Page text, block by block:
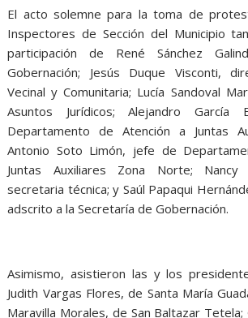
El acto solemne para la toma de
Inspectores de Sección del Municipio
participación de René Sánchez
Gobernación; Jesús Duque Visconti,
Vecinal y Comunitaria; Lucía Sandoval
Asuntos Jurídicos; Alejandro
Departamento de Atención a Juntas
Antonio Soto Limón, jefe de
Juntas Auxiliares Zona Norte; Nancy
secretaria técnica; y Saúl Papaqui
adscrito a la Secretaría de Gobernación.
Asimismo, asistieron las y los
Judith Vargas Flores, de Santa María
Maravilla Morales, de San Baltazar